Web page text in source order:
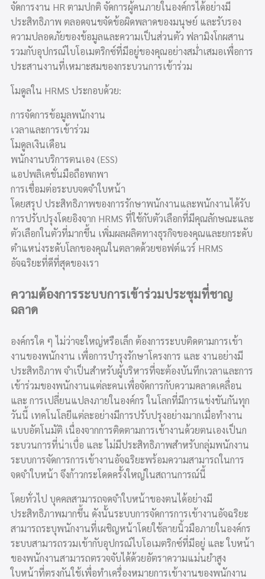
จัดการงาน HR ตามปกติ จัดการผู้คนภายในองค์กรได้อย่างมี
ประสิทธิภาพ ตลอดจนขจัดข้อผิดพลาดของมนุษย์ และรับรอง
ความปลอดภัยของข้อมูลและความเป็นส่วนตัว ฟลามิงโกผสาน
รวมกับอุปกรณ์ไบโอเมตริกซ์ที่มีอยู่ของคุณอย่างสม่ำเสมอเพื่อการ
ประสานงานที่เหมาะสมของกระบวนการเข้าร่วม
โมดูลใน HRMS ประกอบด้วย:
การจัดการข้อมูลพนักงาน
เวลาและการเข้าร่วม
โมดูลเงินเดือน
พนักงานบริการตนเอง (ESS)
แอปพลิเคชั่นมือถือพกพา
การเชื่อมต่อระบบจดจำใบหน้า
โดยสรุป ประสิทธิภาพของการรักษาพนักงานและพนักงานได้รับ
การปรับปรุงโดยอิงจาก HRMS ที่ใช้กับตัวเลือกที่มีคุณลักษณะและ
ตัวเลือกในตัวที่มากขึ้น เพิ่มผลผลิตทางธุรกิจของคุณและยกระดับ
ตำแหน่งระดับโลกของคุณในตลาดด้วยซอฟต์แวร์ HRMS
อัจฉริยะที่ดีที่สุดของเรา
ความต้องการระบบการเข้าร่วมประชุมที่ชาญ
ฉลาด
องค์กรใด ๆ ไม่ว่าจะใหญ่หรือเล็ก ต้องการระบบติดตามการเข้า
งานของพนักงาน เพื่อการบำรุงรักษาโครงการ และ งานอย่างมี
ประสิทธิภาพ จำเป็นสำหรับผู้บริหารที่จะต้องบันทึกเวลาและการ
เข้าร่วมของพนักงานแต่ละคนเพื่อจัดการกับความคลาดเคลื่อน
และ การเปลี่ยนแปลงภายในองค์กร ในโลกที่มีการแข่งขันกันทุก
วันนี้ เทคโนโลยีแต่ละอย่างมีการปรับปรุงอย่างมากเมื่อทำงาน
แบบอัตโนมัติ เนื่องจากการติดตามการเข้างานด้วยตนเองเป็นก
ระบวนการที่น่าเบื่อ และ ไม่มีประสิทธิภาพสำหรับกลุ่มพนักงาน
ระบบการจัดการการเข้างานอัจฉริยะพร้อมความสามารถในการ
จดจำใบหน้า จึงก้าวกระโดดครั้งใหญ่ในสถานการณ์นี้
โดยทั่วไป บุคคลสามารถจดจำใบหน้าของตนได้อย่างมี
ประสิทธิภาพมากขึ้น ดังนั้นระบบการจัดการการเข้างานอัจฉริยะ
สามารถระบุพนักงานที่เผชิญหน้าโดยใช้ลายนิ้วมือภายในองค์กร
ระบบสามารถรวมเข้ากับอุปกรณ์ไบโอเมตริกซ์ที่มีอยู่ และ ใบหน้า
ของพนักงานสามารถตรวจจับได้ด้วยอัตราความแม่นยำสูง
ใบหน้าที่ตรงกันใช้เพื่อทำเครื่องหมายการเข้างานของพนักงาน